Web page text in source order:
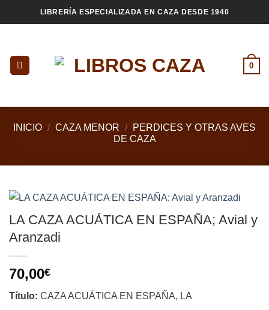
al
LIBRERÍA ESPECIALIZADA EN CAZA DESDE 1940
0
INICIO / CAZA MENOR /
PERDICES Y OTRAS AVES
DE CAZA
LA CAZA ACUÁTICA EN ESPAÑA; Avial y
Aranzadi
70,00€
Título: CAZA ACUÁTICA EN ESPAÑA, LA